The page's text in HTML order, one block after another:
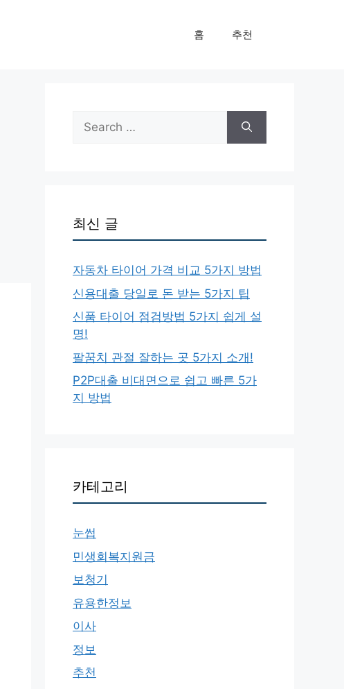
홈 추천
Search
for:
최신 글
자동차 타이어 가격 비교 5가지 방법
신용대출 당일로 돈 받는 5가지 팁
신품 타이어 점검방법 5가지 쉽게 설
명!
팔꿈치 관절 잘하는 곳 5가지 소개!
P2P대출 비대면으로 쉽고 빠른 5가
지 방법
카테고리
눈썹
민생회복지원금
보청기
유용한정보
이사
정보
추천